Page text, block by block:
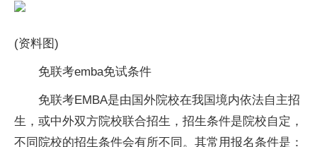
(资料图)
免联考emba免试条件
免联考EMBA是由国外院校在我国境内依法自主招
生，或中外双方院校联合招生，招生条件是院校自定，
不同院校的招生条件会有所不同。其常用报名条件是：